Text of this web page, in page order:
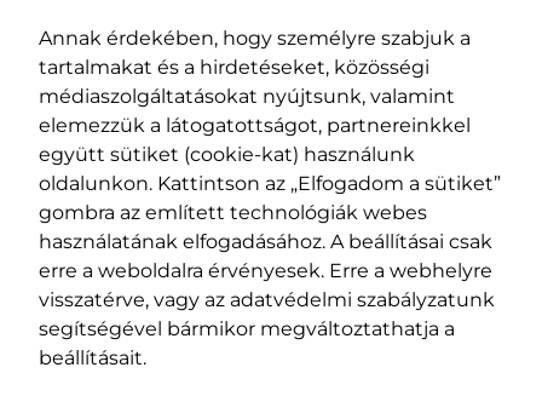
Impresszum
Adatvédelmi szabályzat
EPP program
400029 Kolozsvár,
Fürdő (Card. Iuliu Hossu) utca, 41.
szám
tel/fax:0723 250 321
email:office@rmdsz.ro
400489 Kolozsvár,
Majális utca, 60.
szám
tel/fax:0264 590 758
email:
office@rmdsz.ro
Annak érdekében, hogy személyre szabjuk a
tartalmakat és a hirdetéseket, közösségi
médiaszolgáltatásokat nyújtsunk, valamint
elemezzük a látogatottságot, partnereinkkel
együtt sütiket (cookie-kat) használunk
oldalunkon. Kattintson az „Elfogadom a sütiket”
gombra az említett technológiák webes
használatának elfogadásához. A beállításai csak
erre a weboldalra érvényesek. Erre a webhelyre
visszatérve, vagy az adatvédelmi szabályzatunk
segítségével bármikor megváltoztathatja a
beállításait.